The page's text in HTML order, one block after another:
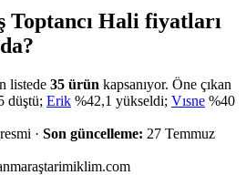
Toptancı Hali fiyatları
listede 35 ürün kapsanıyor. Öne çıkan
düştü; Erik %42,1 yükseldi; Vısne %40
· Son güncelleme: 27 Temmuz
tarimiklim.com